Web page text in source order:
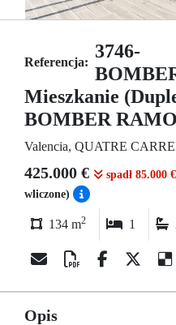
Referencja:
3746-
Mieszkanie
BOMBER
Valencia, QUATRE
425.000 € spadł 85.000 €
wliczone)
134 m2 1
Opis